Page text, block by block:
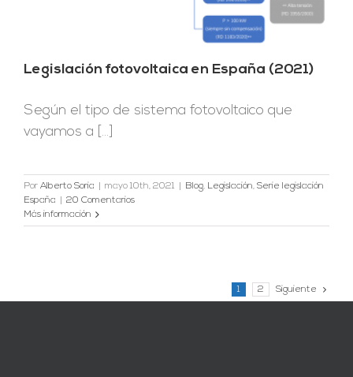
Legislación fotovoltaica en España (2021)
Según el tipo de sistema fotovoltaico que
vayamos a [...]
Por Alberto Soria mayo 10th, 2021 Blog, Legislación, Serie legislación
España
20 Comentarios
Más información
1 2 Siguiente